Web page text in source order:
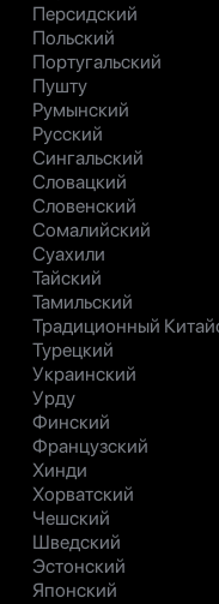
Персидский
Польский
Португальский
Пушту
Румынский
Русский
Сингальский
Словацкий
Словенский
Сомалийский
Суахили
Тайский
Тамильский
Традиционный
Турецкий
Украинский
Урду
Финский
Французский
Хинди
Хорватский
Чешский
Шведский
Эстонский
Японский